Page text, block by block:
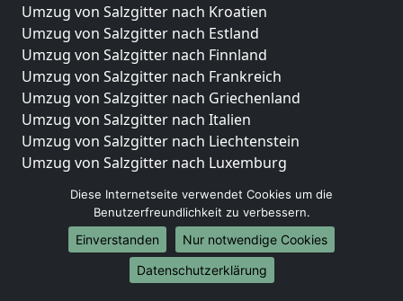
Umzug von Salzgitter nach Kroatien
Umzug von Salzgitter nach Estland
Umzug von Salzgitter nach Finnland
Umzug von Salzgitter nach Frankreich
Umzug von Salzgitter nach Griechenland
Umzug von Salzgitter nach Italien
Umzug von Salzgitter nach Liechtenstein
Umzug von Salzgitter nach Luxemburg
Umzug von Salzgitter nach Norwegen
Umzüge-Deutschlandweit
Umzug von Salzgitter nach Berlin
Diese Internetseite verwendet Cookies um die
Benutzerfreundlichkeit zu verbessern.
Einverstanden
Nur notwendige Cookies
Datenschutzerklärung